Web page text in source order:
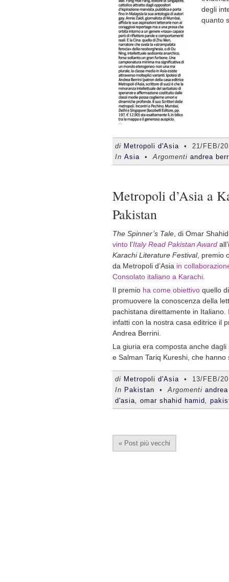
degli
quanto
di Metropoli d'Asia • 21/FEB/
In Asia • Argomenti andrea
Metropoli d’Asia a
Pakistan
The Spinner’s Tale , di Omar
vinto l’Italy Read Pakistan Award
Karachi Literature Festival, premio
da Metropoli d’Asia in
Consolato italiano a Karachi
Il premio ha come obiettivo quello di
promuovere la conoscenza della
pachistana direttamente in Italiano.
infatti con la nostra casa editrice il
Andrea Berrini.
La giuria era composta anche
e Salman Tariq Kureshi, che
di Metropoli d'Asia • 13/FEB/
In Pakistan • Argomenti
d'asia
omar shahid hamid
« Post più vecchi